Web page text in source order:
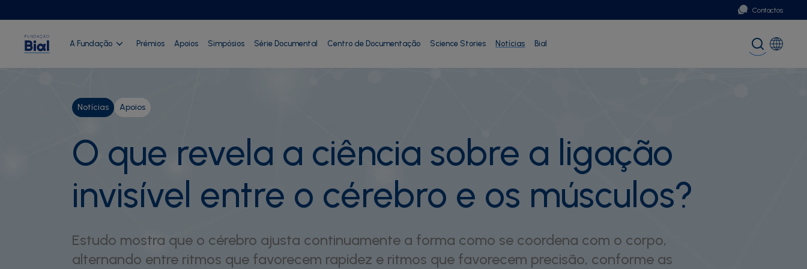
Contactos
A Fundação Prémios Apoios Simpósios Série Documental Centro de Documentação Science Stories Notícias Bial
Portugal
Notícias
Apoios
O que revela a ciência sobre a ligação
invisível entre o cérebro e os músculos?
Estudo mostra que o cérebro ajusta continuamente a forma como se coordena com o corpo,
alternando entre ritmos que favorecem rapidez e ritmos que favorecem precisão, conforme as